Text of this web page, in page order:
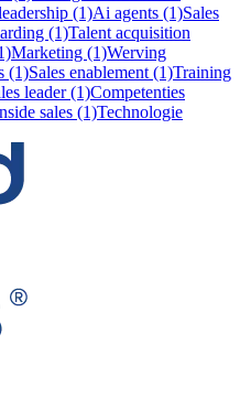
(1)Ai agents (1)Sales
(1)Talent acquisition
Marketing (1)Werving
(1)Sales enablement (1)Training
leader (1)Competenties
sales (1)Technologie